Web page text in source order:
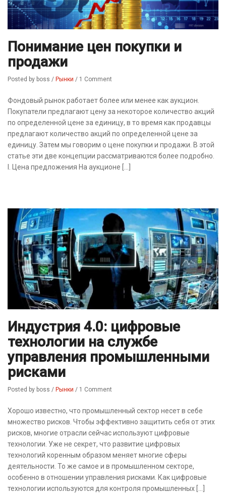
Понимание цен покупки и
продажи
Posted by boss / Рынки / 1 Comment
Фондовый рынок работает более или менее как аукцион.
Покупатели предлагают цену за некоторое количество акций
по определенной цене за единицу, в то время как продавцы
предлагают количество акций по определенной цене за
единицу. Затем мы говорим о цене покупки и продажи. В этой
статье эти две концепции рассматриваются более подробно.
I. Цена предложения На аукционе […]
Индустрия 4.0: цифровые
технологии на службе
управления промышленными
рисками
Posted by boss / Рынки / 1 Comment
Хорошо известно, что промышленный сектор несет в себе
множество рисков. Чтобы эффективно защитить себя от этих
рисков, многие отрасли сейчас используют цифровые
технологии. Уже не секрет, что развитие цифровых
технологий коренным образом меняет многие сферы
деятельности. То же самое и в промышленном секторе,
особенно в отношении управления рисками. Как цифровые
технологии используются для контроля промышленных […]